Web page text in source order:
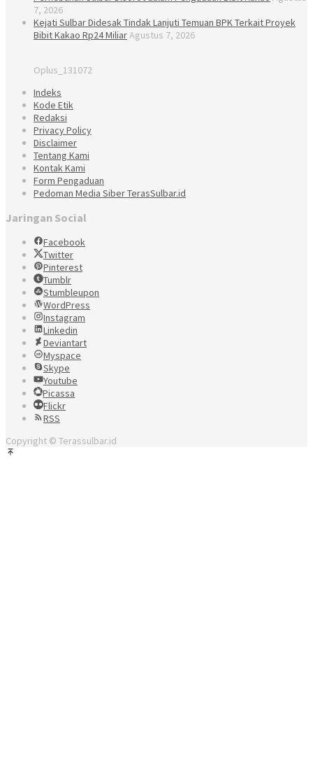
7, 2026
Kejati Sulbar Didesak Tindak Lanjuti Temuan BPK Terkait Proyek
Bibit Kakao Rp24 MiliarAgustus 7, 2026
Oplus_131072
Indeks
Kode Etik
Redaksi
Privacy Policy
Disclaimer
Tentang Kami
Kontak Kami
Form Pengaduan
Pedoman Media Siber TerasSulbar.id
Jaringan Social
Facebook
Twitter
Pinterest
Tumblr
Stumbleupon
WordPress
Instagram
Linkedin
Deviantart
Myspace
Skype
Youtube
Picassa
Flickr
RSS
Copyright © Terassulbar.id